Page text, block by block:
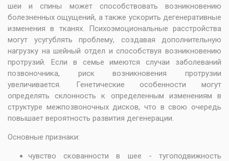
шеи и спины может способствовать возникновению
болезненных ощущений, а также ускорить дегенеративные
изменения в тканях. Психоэмоциональные расстройства
могут усугублять проблему, создавая дополнительную
нагрузку на шейный отдел и способствуя возникновению
протрузий. Если в семье имеются случаи заболеваний
позвоночника, риск возникновения протрузии
увеличивается. Генетические особенности могут
определять склонность к определенным изменениям в
структуре межпозвоночных дисков, что в свою очередь
повышает вероятность развития дегенерации.
Основные признаки:
чувство скованности в шее - тугоподвижность